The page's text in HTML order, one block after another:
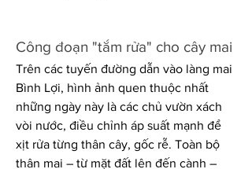
Công đoạn "tắm rửa" cho cây mai
Trên các tuyến đường dẫn vào làng mai
Bình Lợi, hình ảnh quen thuộc nhất
những ngày này là các chủ vườn xách
vòi nước, điều chỉnh áp suất mạnh để
xịt rửa từng thân cây, gốc rễ. Toàn bộ
thân mai – từ mặt đất lên đến cành –